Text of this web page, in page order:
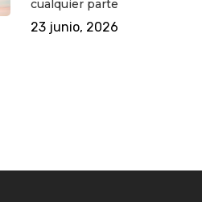
cualquier parte
23 junio, 2026